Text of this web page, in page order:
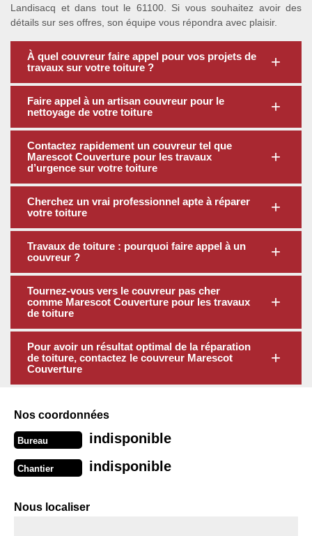
Landisacq et dans tout le 61100. Si vous souhaitez avoir des
détails sur ses offres, son équipe vous répondra avec plaisir.
À quel couvreur faire appel pour vos projets de
travaux sur votre toiture ?
Faire appel à un artisan couvreur pour le
nettoyage de votre toiture
Contactez rapidement un couvreur tel que
Marescot Couverture pour les travaux
d’urgence sur votre toiture
Cherchez un vrai professionnel apte à réparer
votre toiture
Travaux de toiture : pourquoi faire appel à un
couvreur ?
Tournez-vous vers le couvreur pas cher
comme Marescot Couverture pour les travaux
de toiture
Pour avoir un résultat optimal de la réparation
de toiture, contactez le couvreur Marescot
Couverture
Nos coordonnées
Bureau indisponible
Chantier indisponible
Nous localiser